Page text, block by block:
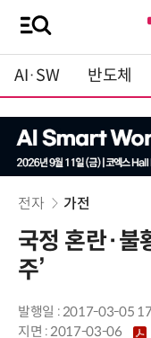
AI·SW 반도체
전자 가전
국정 혼란·불
주’
발행일 : 2017-03-05
지면 :2017-03-06